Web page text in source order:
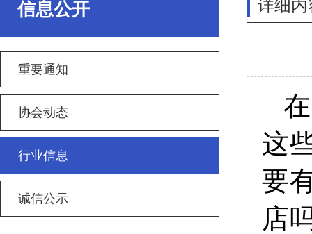
信息公开
重要通知
协会动态
行业信息
诚信公示
详细内
这
要
店